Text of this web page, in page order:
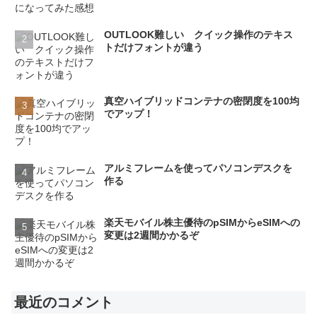
OUTLOOK難しい クイック操作のテキス
トだけフォントが違う
真空ハイブリッドコンテナの密閉度を100均
でアップ！
アルミフレームを使ってパソコンデスクを
作る
楽天モバイル株主優待のpSIMからeSIMへの
変更は2週間かかるぞ
最近のコメント